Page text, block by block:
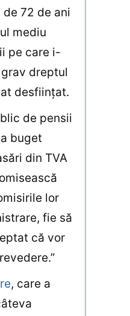
72 de ani
mediu
pe care i-
dreptul
desfiinţat.
de pensii
buget
din TVA
lor
fie să
că vor
, care a